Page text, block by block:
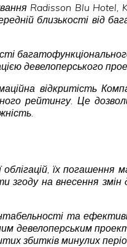
Radisson Blu Hotel,
близькості від
девелоперського
відкритість
рейтингу. Це
облігацій, їх
згоду на внесення
та
девелоперським
збитків минулих